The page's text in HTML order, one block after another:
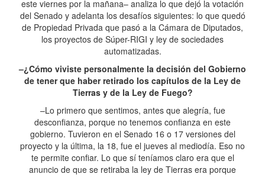
este viernes por la mañana– analiza lo que dejó la votación
del Senado y adelanta los desafíos siguientes: lo que quedó
de Propiedad Privada que pasó a la Cámara de Diputados,
los proyectos de Súper-RIGI y ley de sociedades
automatizadas.
–¿Cómo viviste personalmente la decisión del Gobierno
de tener que haber retirado los capítulos de la Ley de
Tierras y de la Ley de Fuego?
–Lo primero que sentimos, antes que alegría, fue
desconfianza, porque no tenemos confianza en este
gobierno. Tuvieron en el Senado 16 o 17 versiones del
proyecto y la última, la 18, fue el jueves al mediodía. Eso no
te permite confiar. Lo que sí teníamos claro era que el
anuncio de que se retiraba la ley de Tierras era porque